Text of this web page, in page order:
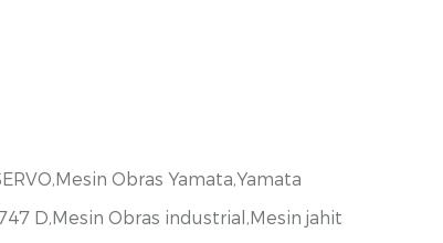
Obras Yamata,Yamata
D,Mesin Obras industrial,Mesin jahit